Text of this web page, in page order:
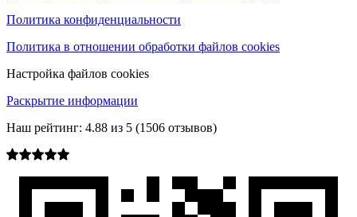
Политика конфиденциальности
Политика в отношении обработки файлов cookies
Настройка файлов cookies
Раскрытие информации
Наш рейтинг: 4.88 из 5 (1506 отзывов)